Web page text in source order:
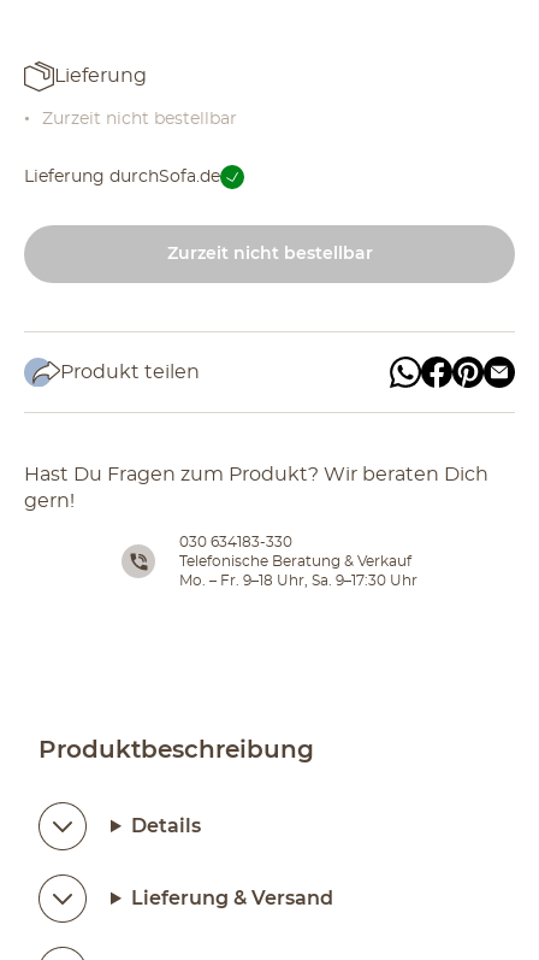
Lieferung
Zurzeit nicht bestellbar
Lieferung durchSofa.de
Zurzeit nicht bestellbar
Produkt teilen
Hast Du Fragen zum Produkt? Wir beraten Dich
gern!
030 634183-330
Telefonische Beratung & Verkauf
Mo. – Fr. 9–18 Uhr, Sa. 9–17:30 Uhr
Produktbeschreibung
Details
Lieferung & Versand